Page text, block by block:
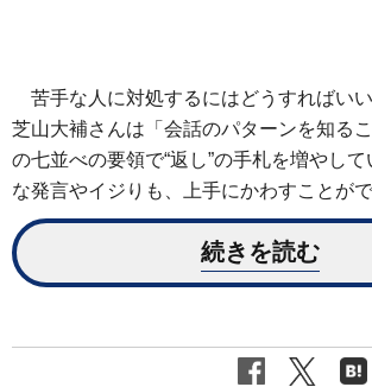
苦手な人に対処するにはどうすればい
芝山大補さんは「会話のパターンを知る
の七並べの要領で“返し”の手札を増やし
な発言やイジりも、上手にかわすことが
続きを読む